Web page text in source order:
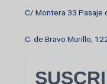
C/ Montera 33 Pasaje
C. de Bravo Murillo,